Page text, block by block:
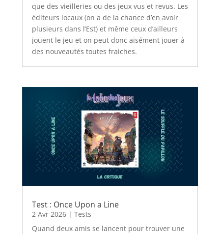
que des vieilleries ou des jeux vus et revus. Les
éditeurs locaux (on a de la chance d’en avoir
plusieurs dans l’Est) et même ceux d’ailleurs
jouent le jeu et on peut donc aisément jouer à
des nouveautés toutes fraiches.
Test : Once Upon a Line
2 Avr 2026| Tests
Quand deux amis se lancent pour trouver une